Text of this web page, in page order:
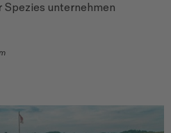
Spezies unternehmen